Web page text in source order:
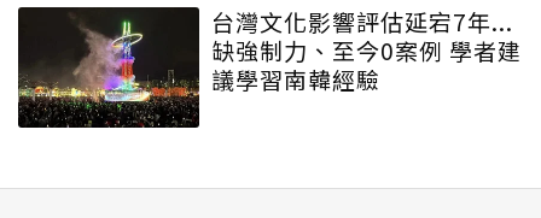
台灣文化影響評估延宕7年...
缺強制力、至今0案例 學者建
議學習南韓經驗